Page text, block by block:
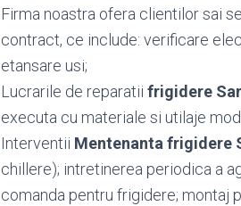
Firma noastra ofera clientilor sai
contract, ce include: verificare
etansare usi;
Lucrarile de reparatii frigidere
executa cu materiale si utilaje
Interventii Mentenanta frigidere
chillere); intretinerea periodica a
comanda pentru frigidere; montaj